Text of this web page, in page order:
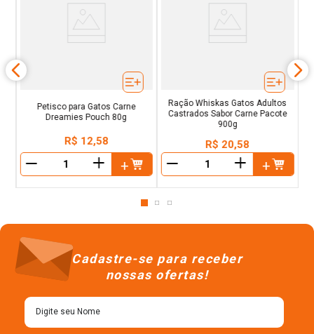
Petisco para Gatos Carne
Dreamies Pouch 80g
R$ 12,58
＋
Ração Whiskas Gatos Adultos
Castrados Sabor Carne Pacote
900g
R$ 20,58
＋
Cadastre-se para receber
nossas ofertas!